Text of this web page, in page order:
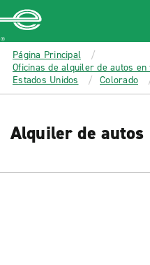
MAIN
CONTENT
Enterprise
Página Principal
Oficinas de alquiler de autos en
Estados Unidos
Colorado
Alquiler de autos